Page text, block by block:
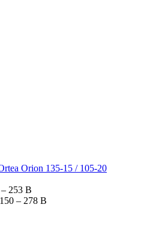
Orion 135-15 / 105-20
– 253 В
150 – 278 В